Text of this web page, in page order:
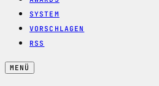
SYSTEM
VORSCHLAGEN
RSS
MENÜ